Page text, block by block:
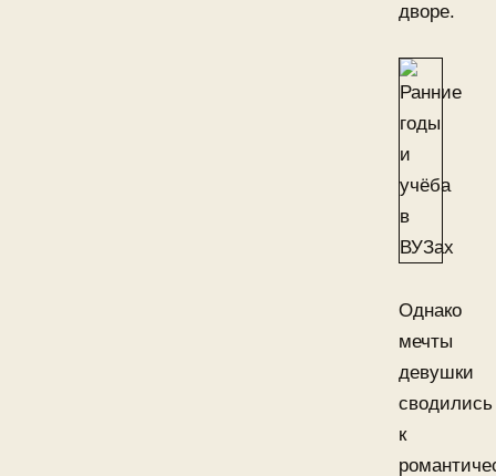
дворе.
Однако
мечты
девушки
сводились
к